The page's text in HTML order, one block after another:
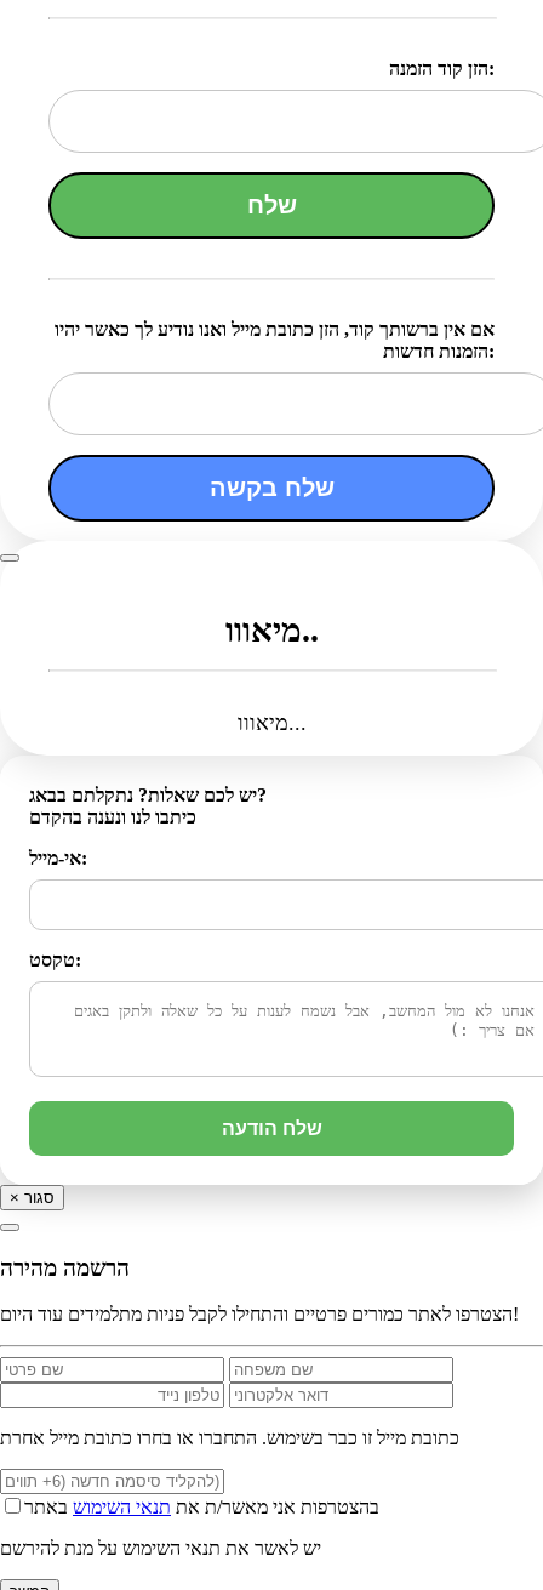
הזן קוד הזמנה:
שלח
אם אין ברשותך קוד, הזן כתובת מייל ואנו נודיע לך כאשר יהיו
הזמנות חדשות:
שלח בקשה
מיאווו..
מיאווו...
יש לכם שאלות? נתקלתם בבאג?
כיתבו לנו ונענה בהקדם
אי-מייל:
טקסט:
שלח הודעה
× סגור
הרשמה מהירה
הצטרפו לאתר כמורים פרטיים והתחילו לקבל פניות מתלמידים עוד היום!
כתובת מייל זו כבר בשימוש. התחברו או בחרו כתובת מייל אחרת
בהצטרפות אני מאשר/ת את תנאי השימוש באתר
יש לאשר את תנאי השימוש על מנת להירשם